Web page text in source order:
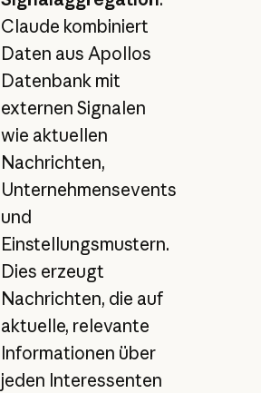
Claude kombiniert
Daten aus Apollos
Datenbank mit
externen Signalen
wie aktuellen
Nachrichten,
Unternehmensevents
und
Einstellungsmustern.
Dies erzeugt
Nachrichten, die auf
aktuelle, relevante
Informationen über
jeden Interessenten